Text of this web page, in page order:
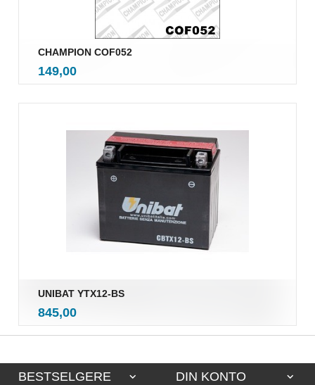
CHAMPION COF052
Pris
149,00mva.
UNIBAT YTX12-BS
Pris
845,00mva.
BESTSELGERE DIN KONTO